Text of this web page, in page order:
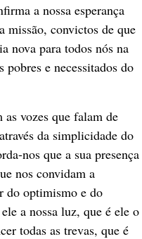
a nossa esperança
missão, convictos de que
nova para todos nós na
e necessitados do
as vozes que falam de
da simplicidade do
nos que a sua presença
nos convidam a
do optimismo e do
a nossa luz, que é ele o
todas as trevas, que é